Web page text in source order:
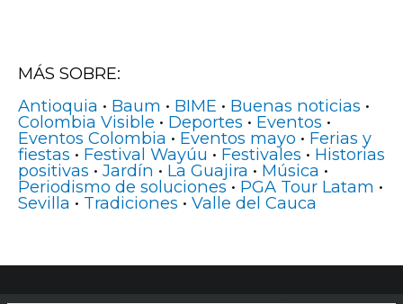
MÁS SOBRE:
Antioquia • Baum • BIME • Buenas noticias •
Colombia Visible • Deportes • Eventos •
Eventos Colombia • Eventos mayo • Ferias y
fiestas • Festival Wayúu • Festivales • Historias
positivas • Jardín • La Guajira • Música •
Periodismo de soluciones • PGA Tour Latam •
Sevilla • Tradiciones • Valle del Cauca